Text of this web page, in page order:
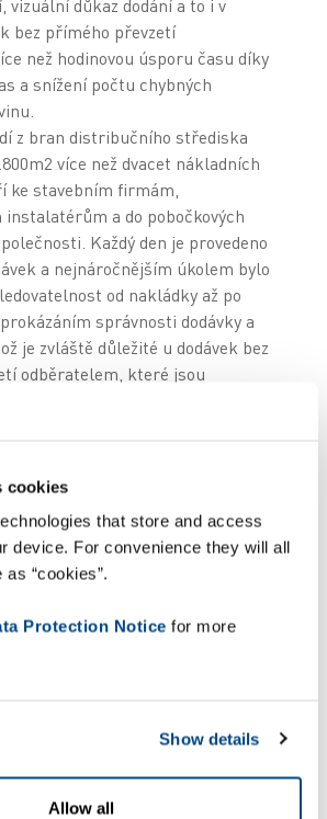
cookies
that store and access
device. For convenience they will all
“cookies”.
Protection Notice for more
Show details
Allow all
vizuální důkaz dodání a to i v
bez přímého převzetí
než hodinovou úsporu času díky
a snížení počtu chybných
z bran distribučního střediska
více než dvacet nákladních
ke stavebním firmám,
a do pobočkových
Každý den je provedeno
a nejnáročnějším úkolem bylo
od nakládky až po
správnosti dodávky a
je zvláště důležité u dodávek bez
odběratelem, které jsou
na staveništi podle pokynů
co nejlepší služby pro své
procesů, protože v
vyrostla z malého lokálního
středně velkou firmu
bez osobního